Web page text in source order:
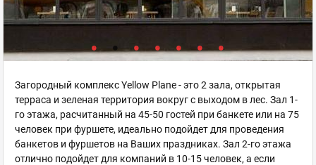
Загородный комплекс Yellow Plane - это 2 зала, открытая
терраса и зеленая территория вокруг с выходом в лес. Зал 1-
го этажа, расчитанный на 45-50 гостей при банкете или на 75
человек при фуршете, идеально подойдет для проведения
банкетов и фуршетов на Ваших праздниках. Зал 2-го этажа
отлично подойдет для компаний в 10-15 человек, а если